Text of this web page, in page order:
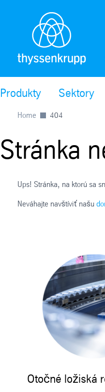
Produkty Sektory
Home 404
Stránka
Ups! Stránka, na ktorú sa
Neváhajte navštíviť našu
Otočné ložiská